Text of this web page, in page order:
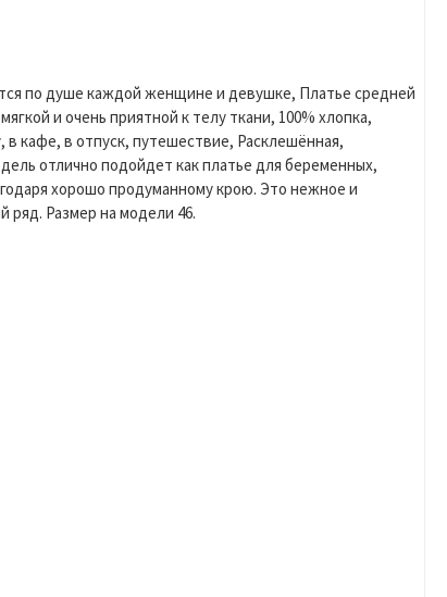
по душе каждой женщине и девушке, Платье средней
и очень приятной к телу ткани, 100% хлопка,
кафе, в отпуск, путешествие, Расклешённая,
отлично подойдет как платье для беременных,
хорошо продуманному крою. Это нежное и
ряд. Размер на модели 46.